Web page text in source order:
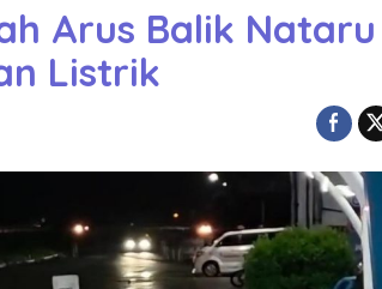
Arus Balik Nataru
Listrik